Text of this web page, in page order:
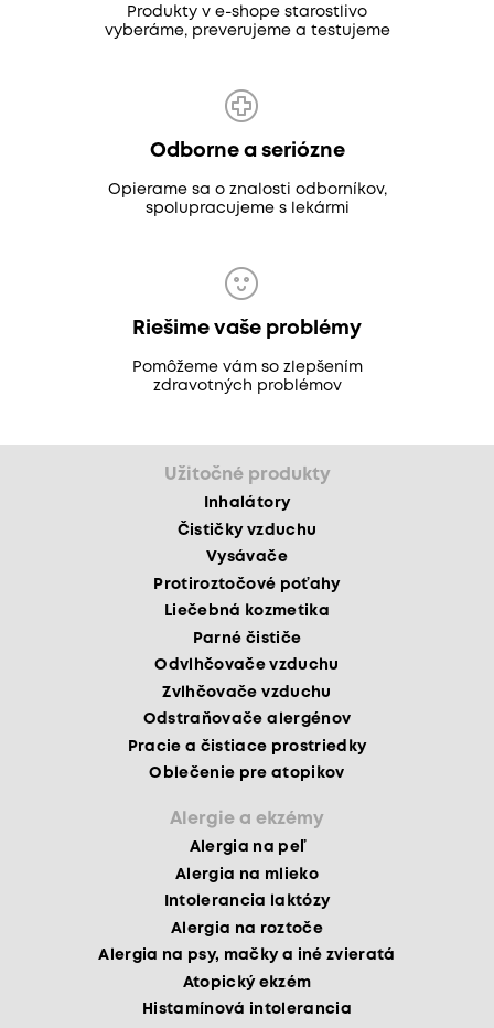
Produkty v e-shope starostlivo
vyberáme, preverujeme a testujeme
Odborne a seriózne
Opierame sa o znalosti odborníkov,
spolupracujeme s lekármi
Riešime vaše problémy
Pomôžeme vám so zlepšením
zdravotných problémov
Užitočné produkty
Inhalátory
Čističky vzduchu
Vysávače
Protiroztočové poťahy
Liečebná kozmetika
Parné čističe
Odvlhčovače vzduchu
Zvlhčovače vzduchu
Odstraňovače alergénov
Pracie a čistiace prostriedky
Oblečenie pre atopikov
Alergie a ekzémy
Alergia na peľ
Alergia na mlieko
Intolerancia laktózy
Alergia na roztoče
Alergia na psy, mačky a iné zvieratá
Atopický ekzém
Histamínová intolerancia